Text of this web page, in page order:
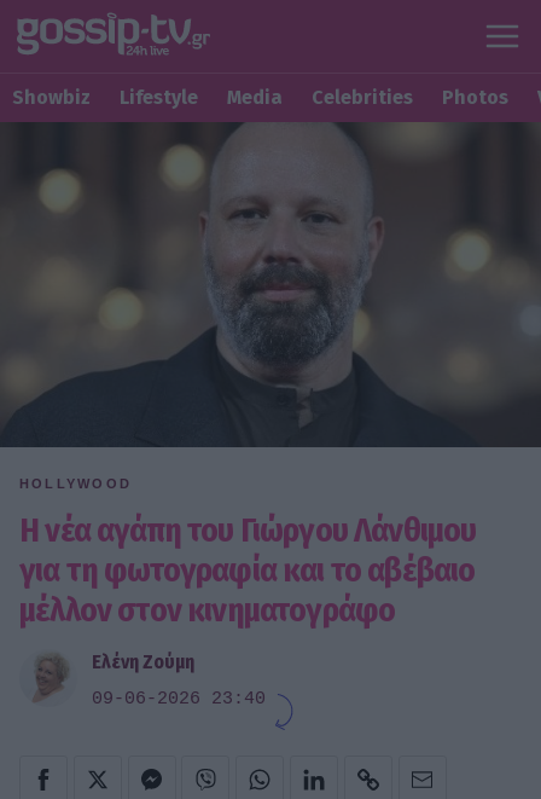
Showbiz Lifestyle Media Celebrities Photos
HOLLYWOOD
Η νέα αγάπη του Γιώργου Λάνθιμου
για τη φωτογραφία και το αβέβαιο
μέλλον στον κινηματογράφο
Ελένη Ζούμη
09-06-2026 23:40